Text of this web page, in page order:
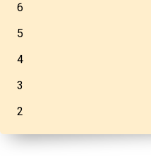
6
5
4
3
2